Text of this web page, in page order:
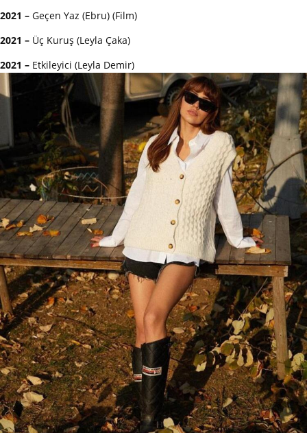
2021 – Geçen Yaz (Ebru) (Film)
2021 – Üç Kuruş (Leyla Çaka)
2021 – Etkileyici (Leyla Demir)